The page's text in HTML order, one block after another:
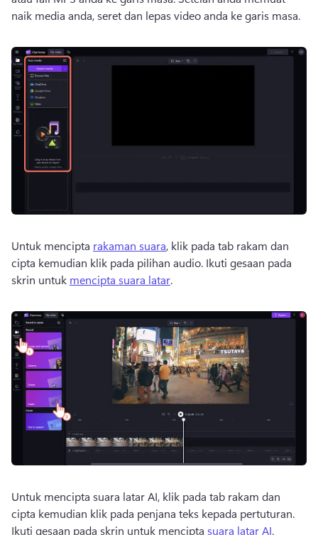
naik media anda, seret dan lepas video anda ke garis masa.
Untuk mencipta rakaman suara, klik pada tab rakam dan
cipta kemudian klik pada pilihan audio. Ikuti gesaan pada
skrin untuk mencipta suara latar.
Untuk mencipta suara latar AI, klik pada tab rakam dan
Ikuti gesaan pada skrin untuk mencipta suara latar AI.